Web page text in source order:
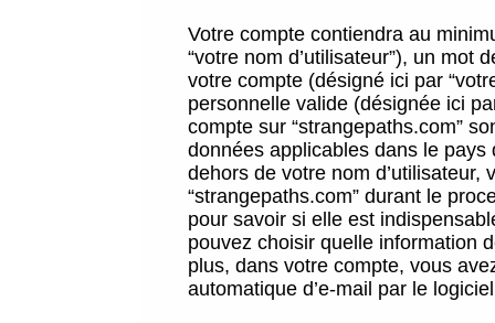
Votre compte contiendra au
“votre nom d’utilisateur”), un mot
votre compte (désigné ici par
personnelle valide (désignée ici
compte sur “strangepaths.com”
données applicables dans le
dehors de votre nom
“strangepaths.com” durant le
pour savoir si elle est
pouvez choisir quelle information
plus, dans votre compte, vous
automatique d’e-mail par le